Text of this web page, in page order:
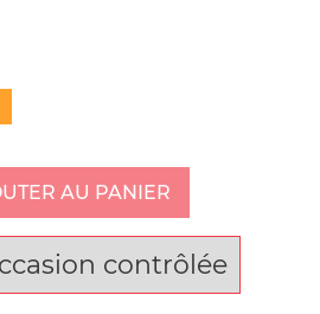
AU PANIER
contrôlée